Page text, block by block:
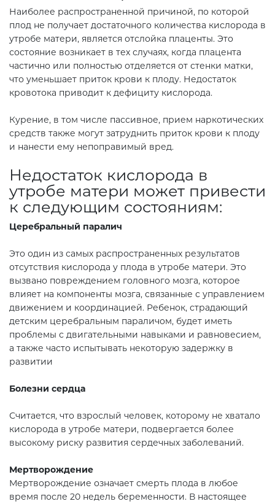
Наиболее распространенной причиной, по которой
плод не получает достаточного количества кислорода в
утробе матери, является отслойка плаценты. Это
состояние возникает в тех случаях, когда плацента
частично или полностью отделяется от стенки матки,
что уменьшает приток крови к плоду. Недостаток
кровотока приводит к дефициту кислорода.
Курение, в том числе пассивное, прием наркотических
средств также могут затруднить приток крови к плоду
и нанести ему непоправимый вред.
Недостаток кислорода в
утробе матери может привести
к следующим состояниям:
Церебральный паралич
Это один из самых распространенных результатов
отсутствия кислорода у плода в утробе матери. Это
вызвано повреждением головного мозга, которое
влияет на компоненты мозга, связанные с управлением
движением и координацией. Ребенок, страдающий
детским церебральным параличом, будет иметь
проблемы с двигательными навыками и равновесием,
а также часто испытывать некоторую задержку в
развитии
Болезни сердца
Считается, что взрослый человек, которому не хватало
кислорода в утробе матери, подвергается более
высокому риску развития сердечных заболеваний.
Мертворождение
Мертворождение означает смерть плода в любое
время после 20 недель беременности. В настоящее